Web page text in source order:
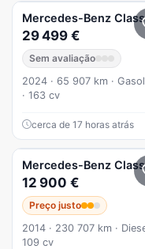
Mercedes-Benz
29 499 €
Sem avaliação
2024 · 65 907 km ·
· 163 cv
cerca de 17 horas atrás
Mercedes-Benz
12 900 €
Preço justo
2014 · 230 707 km ·
109 cv